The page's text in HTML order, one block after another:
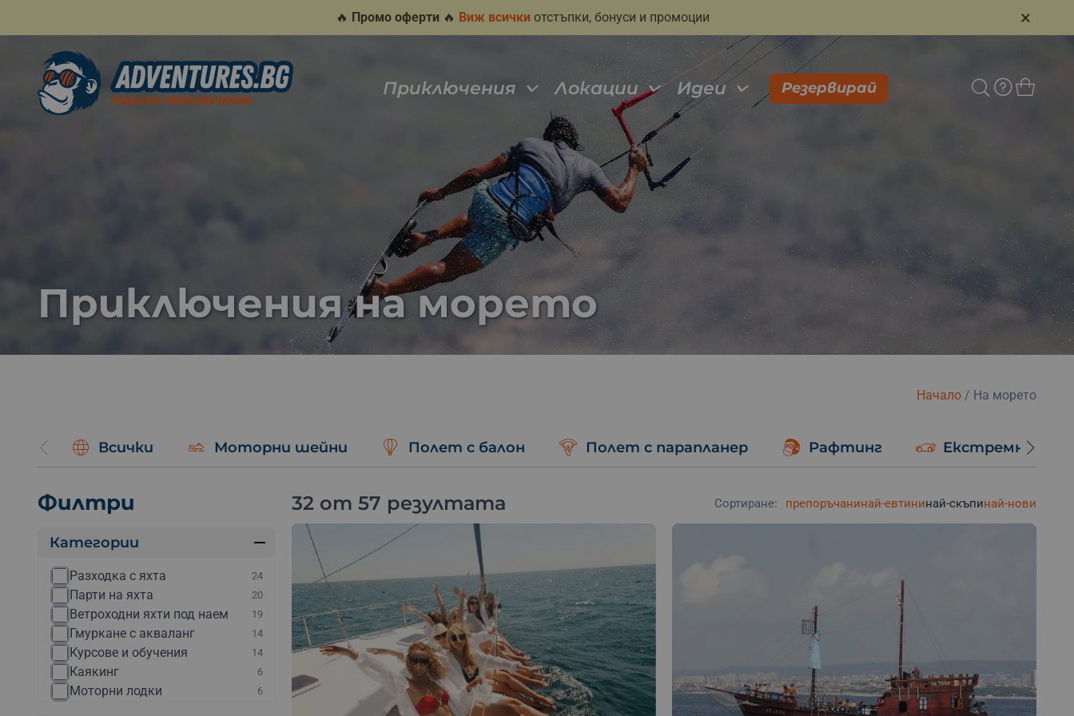
🔥 Промо оферти 🔥 Виж всички отстъпки, бонуси и промоции ×
Приключения Локации Идеи Резервирай
Приключения на морето
Начало/ На морето
Всички Моторни шейни Полет с балон Полет с парапланер Рафтинг Екстремно
Филтри
Категории
Разходка с яхта 24
Парти на яхта 20
Ветроходни яхти под наем 19
Гмуркане с акваланг 14
Курсове и обучения 14
Каякинг 6
Моторни лодки 6
32 от 57 резултата Сортиране: препоръчанинай-евтининай-скъпинай-нови